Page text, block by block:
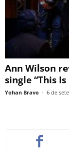
Ann Wilson
single “This Is
Yohan Bravo - 6 de